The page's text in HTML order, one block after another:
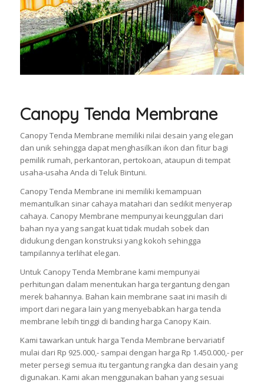
Canopy Tenda Membrane
Canopy Tenda Membrane memiliki nilai desain yang elegan
dan unik sehingga dapat menghasilkan ikon dan fitur bagi
pemilik rumah, perkantoran, pertokoan, ataupun di tempat
usaha-usaha Anda di Teluk Bintuni.
Canopy Tenda Membrane ini memiliki kemampuan
memantulkan sinar cahaya matahari dan sedikit menyerap
cahaya. Canopy Membrane mempunyai keunggulan dari
bahan nya yang sangat kuat tidak mudah sobek dan
didukung dengan konstruksi yang kokoh sehingga
tampilannya terlihat elegan.
Untuk Canopy Tenda Membrane kami mempunyai
perhitungan dalam menentukan harga tergantung dengan
merek bahannya. Bahan kain membrane saat ini masih di
import dari negara lain yang menyebabkan harga tenda
membrane lebih tinggi di banding harga Canopy Kain.
Kami tawarkan untuk harga Tenda Membrane bervariatif
mulai dari Rp 925.000,- sampai dengan harga Rp 1.450.000,- per
meter persegi semua itu tergantung rangka dan desain yang
digunakan. Kami akan menggunakan bahan yang sesuai